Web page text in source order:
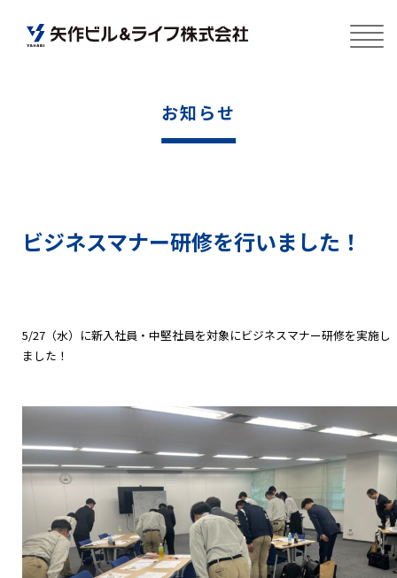
お知らせ
ビジネスマナー研修を行いました！
5/27（水）に新入社員・中堅社員を対象にビジネスマナー研修を実施し
ました！